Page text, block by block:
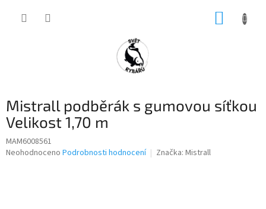
Mistrall podběrák s gumovou síťkou
Velikost 1,70 m
MAM6008561
Průměrné
Neohodnoceno Podrobnosti hodnocení Značka: Mistrall